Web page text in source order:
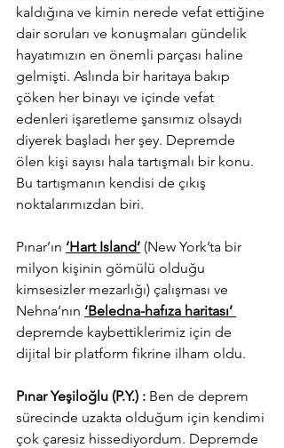
kaldığına ve kimin nerede vefat ettiğine
dair soruları ve konuşmaları gündelik
hayatımızın en önemli parçası haline
gelmişti. Aslında bir haritaya bakıp
çöken her binayı ve içinde vefat
edenleri işaretleme şansımız olsaydı
diyerek başladı her şey. Depremde
ölen kişi sayısı hala tartışmalı bir konu.
Bu tartışmanın kendisi de çıkış
noktalarımızdan biri.
Pınar’ın ‘Hart Island’ (New York’ta bir
milyon kişinin gömülü olduğu
kimsesizler mezarlığı) çalışması ve
Nehna’nın ‘Beledna-hafıza haritası’
depremde kaybettiklerimiz için de
dijital bir platform fikrine ilham oldu.
Pınar Yeşiloğlu (P.Y.) : Ben de deprem
sürecinde uzakta olduğum için kendimi
çok çaresiz hissediyordum. Depremde